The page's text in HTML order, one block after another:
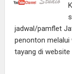
jadwal/pamflet
penonton melalui
tayang di website